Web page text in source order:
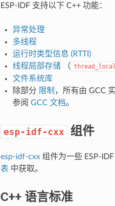
ESP-IDF 支持以下 C++ 功能：
异常处理
多线程
运行时类型信息 (RTTI)
线程局部存储（ thread_local
文件系统库
除部分 限制 ，所有由 GCC
参阅 GCC 文档。
esp-idf-cxx 组件
esp-idf-cxx组件为一些 ESP-
表 中获取。
C++ 语言标准